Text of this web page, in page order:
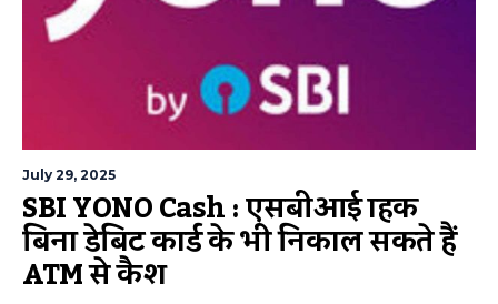
July 29, 2025
SBI YONO Cash : एसबीआई ग्राहक
बिना डेबिट कार्ड के भी निकाल सकते हैं
ATM से कैश